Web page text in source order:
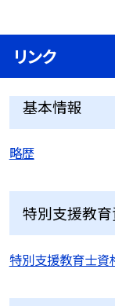
リンク
基本情報
略歴
特別支援教
特別支援教育士資